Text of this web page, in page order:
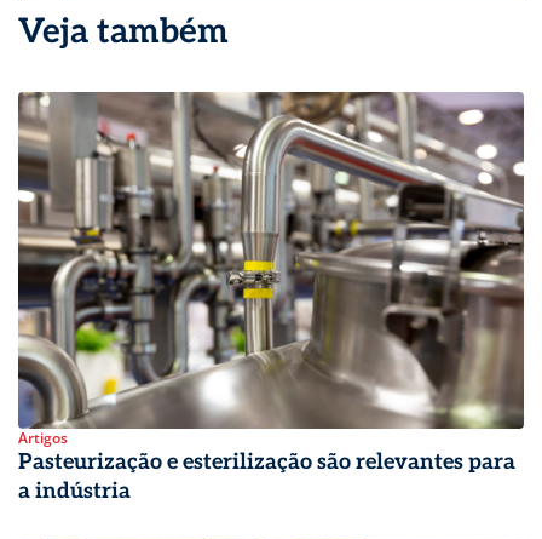
Veja também
Artigos
Pasteurização e esterilização são relevantes para
a indústria